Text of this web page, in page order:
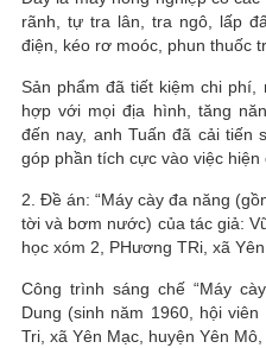
rãnh, tự tra lân, tra ngô, lấp
điện, kéo rơ moóc, phun thuốc
Sản phẩm đã tiết kiệm chi
hợp với mọi địa hình, tăng
đến nay, anh Tuấn đã cải tiến
góp phần tích cực vào việc hiện
2. Đề án: “Máy cày đa năng
tời và bơm nước) của tác giả:
học xóm 2, PHương TRi, xã
Công trình sáng chế “Máy
Dung (sinh năm 1960, hội
Tri, xã Yên Mạc, huyện Yên Mô,